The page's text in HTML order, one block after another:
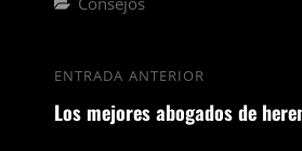
Navegación
de
Entrada
anterior
ENTRADA ANTERIOR
Los mejores abogados de